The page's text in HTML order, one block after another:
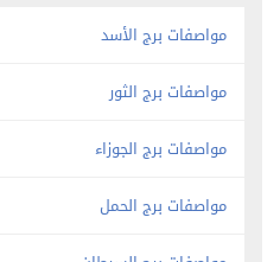
مواصفات برج الأسد
مواصفات برج الثور
مواصفات برج الجوزاء
مواصفات برج الحمل